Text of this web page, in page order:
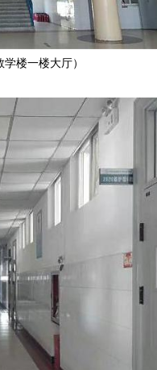
学楼一楼大厅）